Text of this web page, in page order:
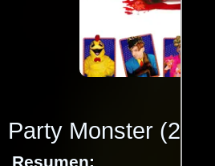
Party Monster (2003)
Resumen: